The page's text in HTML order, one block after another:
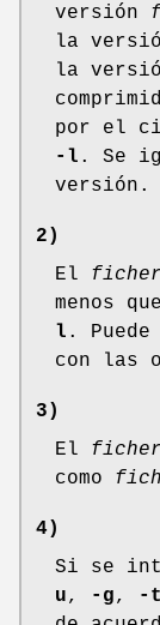
versión
la
la
por el
-l . Se
versión.
2)
El
menos
l .
con las
3)
El
como
4)
Si se
u, -g, -t